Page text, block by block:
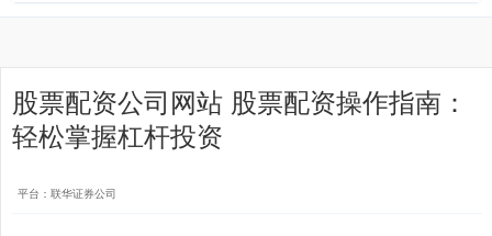
股票配资公司网站 股票配资操作指南：
轻松掌握杠杆投资
平台：联华证券公司